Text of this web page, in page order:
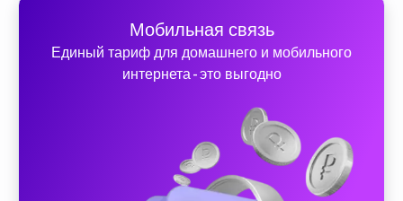
Мобильная связь
Единый тариф для домашнего и мобильного
интернета - это выгодно